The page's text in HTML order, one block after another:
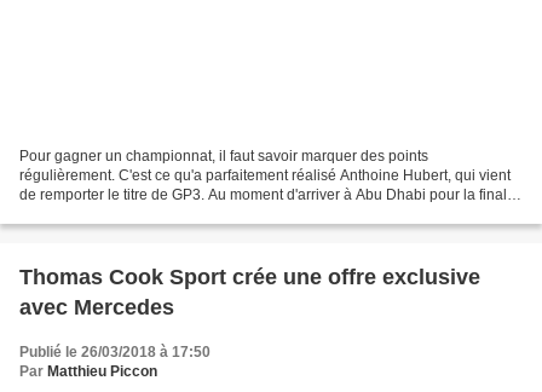
Pour gagner un championnat, il faut savoir marquer des points
régulièrement. C'est ce qu'a parfaitement réalisé Anthoine Hubert, qui vient
de remporter le titre de GP3. Au moment d'arriver à Abu Dhabi pour la finale
Thomas Cook Sport crée une offre exclusive
avec Mercedes
Publié le 26/03/2018 à 17:50
Par Matthieu Piccon